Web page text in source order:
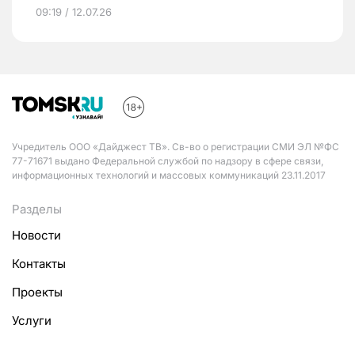
09:19 / 12.07.26
Учредитель ООО «Дайджест ТВ». Св-во о регистрации СМИ ЭЛ №ФС
77-71671 выдано Федеральной службой по надзору в сфере связи,
информационных технологий и массовых коммуникаций 23.11.2017
Разделы
Новости
Контакты
Проекты
Услуги